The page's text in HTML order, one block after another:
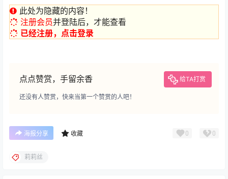
此处为隐藏的内容！
注册会员并登陆后，才能查看
已经注册，点击登录
点点赞赏，手留余香 给TA打赏
还没有人赞赏，快来当第一个赞赏的人吧！
海报分享 收藏 0 0
莉莉丝